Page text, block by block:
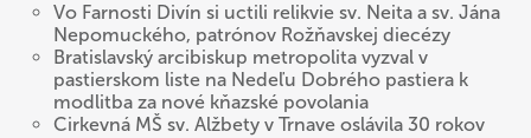
Vo Farnosti Divín si uctili relikvie sv. Neita a sv. Jána
Nepomuckého, patrónov Rožňavskej diecézy
Bratislavský arcibiskup metropolita vyzval v
pastierskom liste na Nedeľu Dobrého pastiera k
modlitba za nové kňazské povolania
Cirkevná MŠ sv. Alžbety v Trnave oslávila 30 rokov